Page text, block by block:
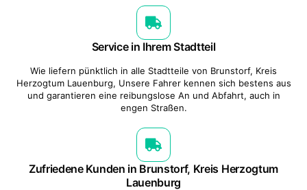
Service in Ihrem Stadtteil
Wie liefern pünktlich in alle Stadtteile von Brunstorf, Kreis
Herzogtum Lauenburg, Unsere Fahrer kennen sich bestens aus
und garantieren eine reibungslose An und Abfahrt, auch in
engen Straßen.
Zufriedene Kunden in Brunstorf, Kreis Herzogtum
Lauenburg